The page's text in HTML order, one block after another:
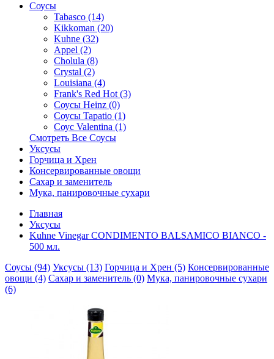
Соусы
Tabasco (14)
Kikkoman (20)
Kuhne (32)
Appel (2)
Cholula (8)
Crystal (2)
Louisiana (4)
Frank's Red Hot (3)
Соусы Heinz (0)
Соусы Tapatio (1)
Соус Valentina (1)
Смотреть Все Соусы
Уксусы
Горчица и Хрен
Консервированные овощи
Сахар и заменитель
Мука, панировочные сухари
Главная
Уксусы
Kuhne Vinegar CONDIMENTO BALSAMICO BIANCO -
500 мл.
Соусы (94) Уксусы (13) Горчица и Хрен (5) Консервированные
овощи (4) Сахар и заменитель (0) Мука, панировочные сухари
(6)